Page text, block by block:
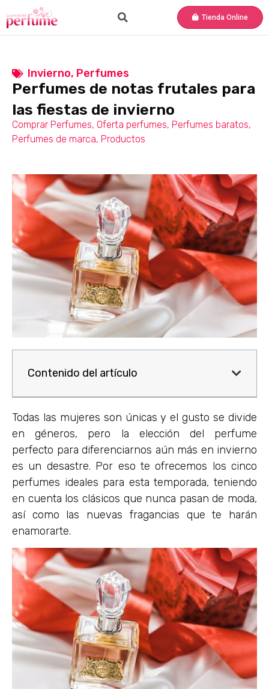
Tienda Online
Invierno, Perfumes
Perfumes de notas frutales para
las fiestas de invierno
Comprar Perfumes, Oferta perfumes, Perfumes baratos,
Perfumes de marca, Productos
Contenido del artículo
Todas las mujeres son únicas y el gusto se divide
en géneros, pero la elección del perfume
perfecto para diferenciarnos aún más en invierno
es un desastre. Por eso te ofrecemos los cinco
perfumes ideales para esta temporada, teniendo
en cuenta los clásicos que nunca pasan de moda,
así como las nuevas fragancias que te harán
enamorarte.